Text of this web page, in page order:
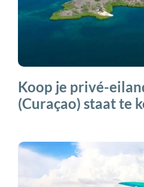
Koop je privé-
(Curaçao) staat te